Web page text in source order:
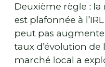
Deuxième règle : la
est plafonnée à
peut pas
taux d’évolution de
marché local a